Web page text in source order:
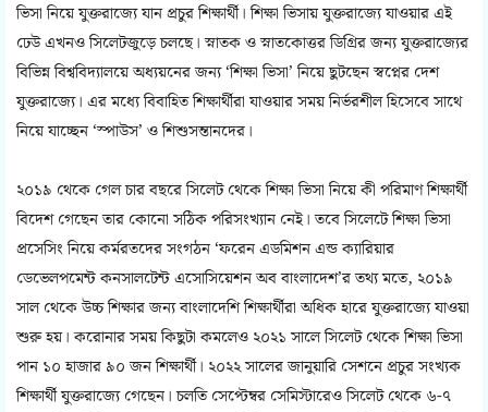
ভিসা নিয়ে যুক্তরাজ্যে যান প্রচুর শিক্ষার্থী। শিক্ষা ভিসায় যুক্তরাজ্যে যাওয়ার এই
ঢেউ এখনও সিলেটজুড়ে চলছে। স্নাতক ও স্নাতকোত্তর ডিগ্রির জন্য যুক্তরাজ্যের
বিভিন্ন বিশ্ববিদ্যালয়ে অধ্যয়নের জন্য ‘শিক্ষা ভিসা’ নিয়ে ছুটছেন স্বপ্নের দেশ
যুক্তরাজ্যে। এর মধ্যে বিবাহিত শিক্ষার্থীরা যাওয়ার সময় নির্ভরশীল হিসেবে সাথে
নিয়ে যাচ্ছেন ‘স্পাউস’ ও শিশুসন্তানদের।
২০১৯ থেকে গেল চার বছরে সিলেট থেকে শিক্ষা ভিসা নিয়ে কী পরিমাণ শিক্ষার্থী
বিদেশ গেছেন তার কোনো সঠিক পরিসংখ্যান নেই। তবে সিলেটে শিক্ষা ভিসা
প্রসেসিং নিয়ে কর্মরতদের সংগঠন ‘ফরেন এডমিশন এন্ড ক্যারিয়ার
ডেভেলপমেন্ট কনসালটেন্ট এসোসিয়েশন অব বাংলাদেশ’র তথ্য মতে, ২০১৯
সাল থেকে উচ্চ শিক্ষার জন্য বাংলাদেশি শিক্ষার্থীরা অধিক হারে যুক্তরাজ্যে যাওয়া
শুরু হয়। করোনার সময় কিছুটা কমলেও ২০২১ সালে সিলেট থেকে শিক্ষা ভিসা
পান ১০ হাজার ৯০ জন শিক্ষার্থী। ২০২২ সালের জানুয়ারি সেশনে প্রচুর সংখ্যক
শিক্ষার্থী যুক্তরাজ্যে গেছেন। চলতি সেপ্টেম্বর সেমিস্টারেও সিলেট থেকে ৬-৭